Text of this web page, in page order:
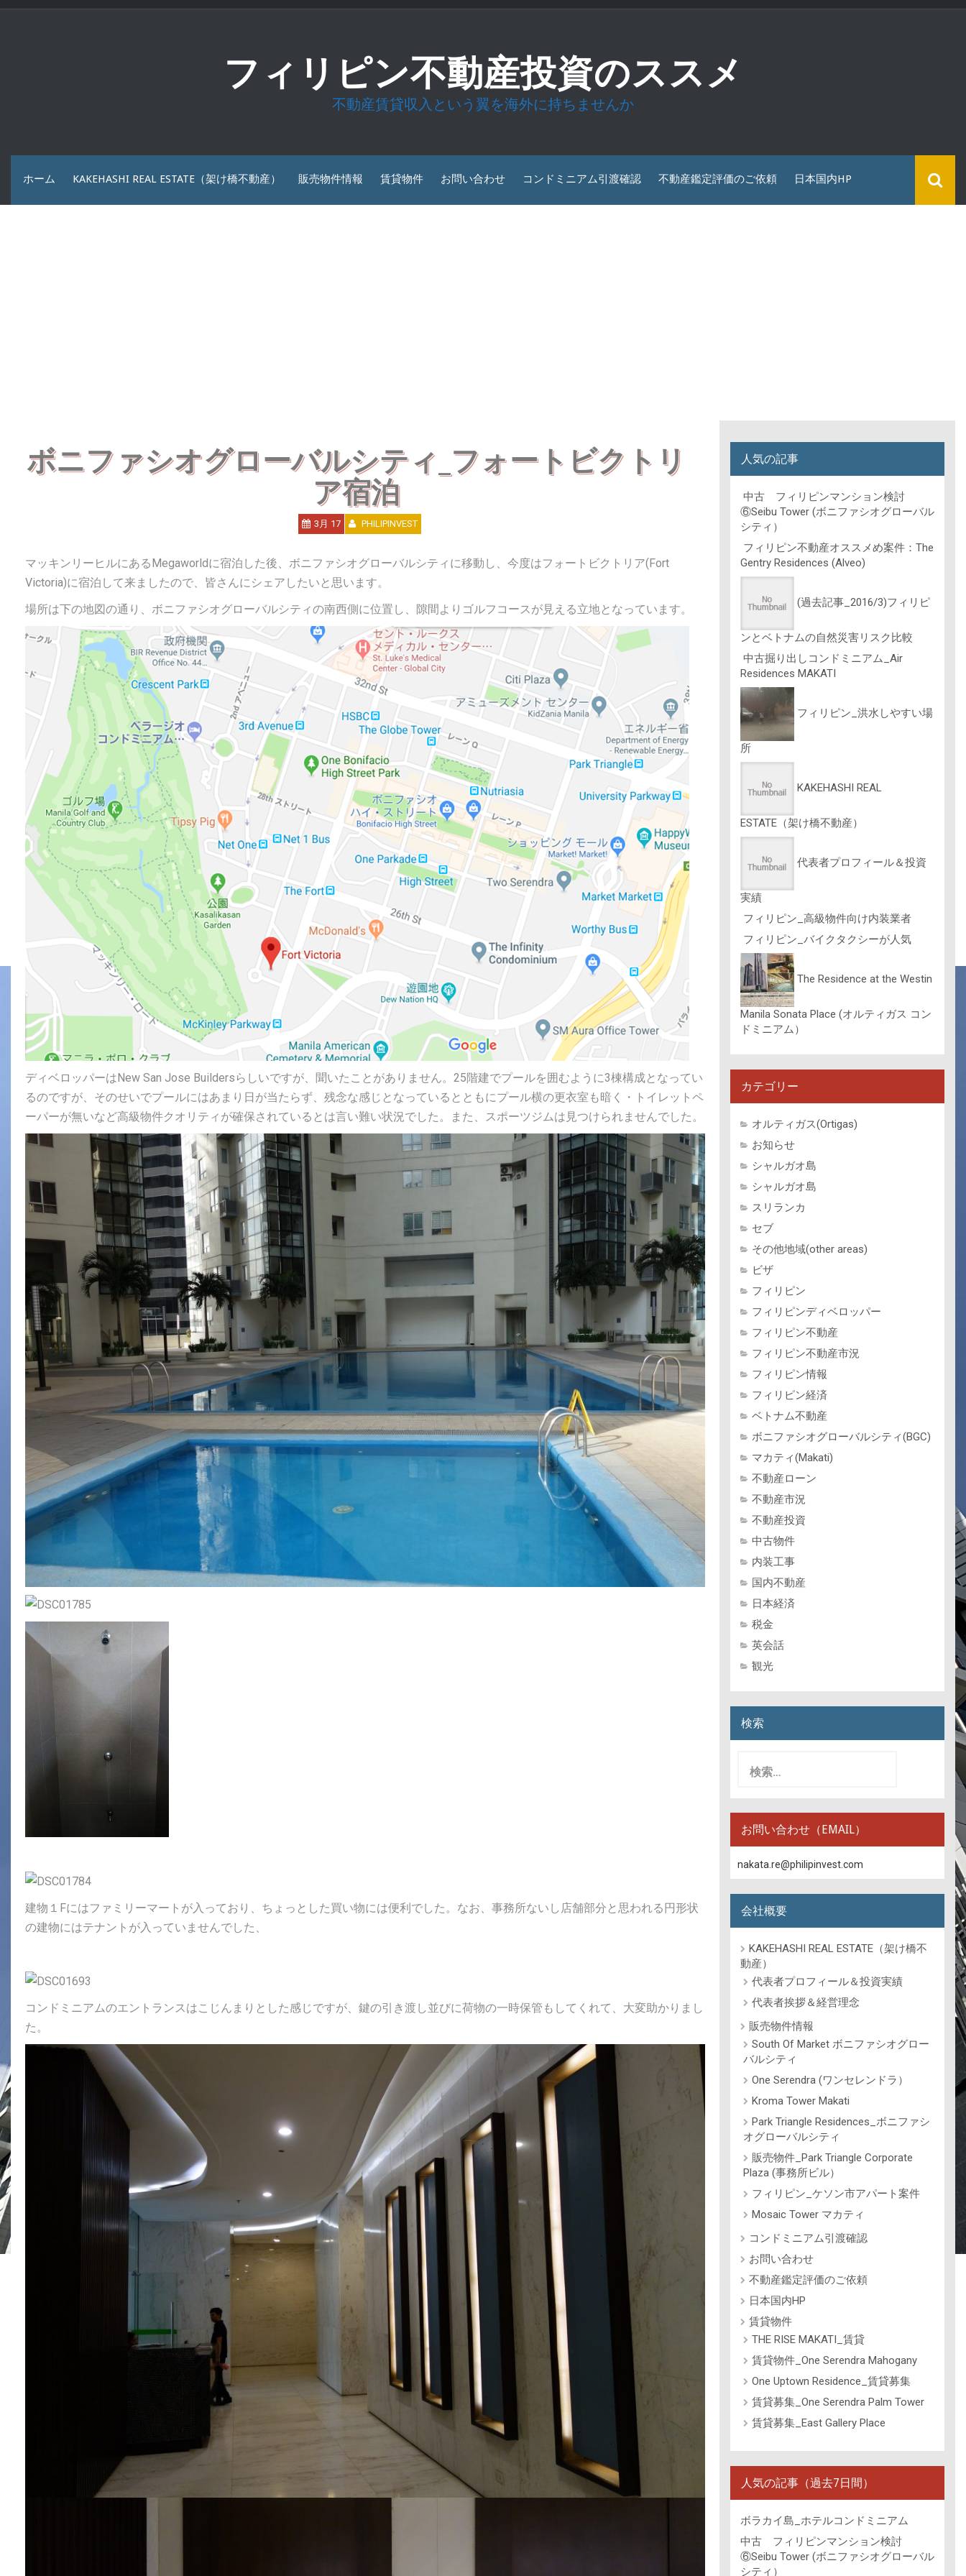
コ
フィリピン不動産投資のススメ
不動産賃貸収入という翼を海外に持ちませんか
ホーム KAKEHASHI REAL ESTATE（架け橋不動産） 販売物件情報 賃貸物件 お問い合わせ コンドミニアム引渡確認 不動産鑑定評価のご依頼 日本国内HP
ボニファシオグローバルシティ_フォートビクトリ
ア宿泊
3月 17 PHILIPINVEST
マッキンリーヒルにあるMegaworldに宿泊した後、ボニファシオグローバルシティに移動し、今度はフォートビクトリア(Fort
Victoria)に宿泊して来ましたので、皆さんにシェアしたいと思います。
場所は下の地図の通り、ボニファシオグローバルシティの南西側に位置し、隙間よりゴルフコースが見える立地となっています。
ディベロッパーはNew San Jose Buildersらしいですが、聞いたことがありません。25階建でプールを囲むように3棟構成となってい
るのですが、そのせいでプールにはあまり日が当たらず、残念な感じとなっているとともにプール横の更衣室も暗く・トイレットペ
ーパーが無いなど高級物件クオリティが確保されているとは言い難い状況でした。また、スポーツジムは見つけられませんでした。
建物１Fにはファミリーマートが入っており、ちょっとした買い物には便利でした。なお、事務所ないし店舗部分と思われる円形状
の建物にはテナントが入っていませんでした、
コンドミニアムのエントランスはこじんまりとした感じですが、鍵の引き渡し並びに荷物の一時保管もしてくれて、大変助かりまし
た。
人気の記事
中古 フィリピンマンション検討
⑥Seibu Tower (ボニファシオグローバル
シティ）
フィリピン不動産オススメめ案件：The
Gentry Residences (Alveo)
(過去記事_2016/3)フィリピ
ンとベトナムの自然災害リスク比較
中古掘り出しコンドミニアム_Air
Residences MAKATI
フィリピン_洪水しやすい場
所
KAKEHASHI REAL
ESTATE（架け橋不動産）
代表者プロフィール＆投資
実績
フィリピン_高級物件向け内装業者
フィリピン_バイクタクシーが人気
The Residence at the Westin
Manila Sonata Place (オルティガス コン
ドミニアム）
カテゴリー
オルティガス(Ortigas)
お知らせ
シャルガオ島
シャルガオ島
スリランカ
セブ
その他地域(other areas)
ビザ
フィリピン
フィリピンディベロッパー
フィリピン不動産
フィリピン不動産市況
フィリピン情報
フィリピン経済
ベトナム不動産
ボニファシオグローバルシティ(BGC)
マカティ(Makati)
不動産ローン
不動産市況
不動産投資
中古物件
内装工事
国内不動産
日本経済
税金
英会話
観光
検索
お問い合わせ（EMAIL）
nakata.re@philipinvest.com
会社概要
KAKEHASHI REAL ESTATE（架け橋不
動産）
代表者プロフィール＆投資実績
代表者挨拶＆経営理念
販売物件情報
South Of Market ボニファシオグロー
バルシティ
One Serendra (ワンセレンドラ）
Kroma Tower Makati
Park Triangle Residences_ボニファシ
オグローバルシティ
販売物件_Park Triangle Corporate
Plaza (事務所ビル）
フィリピン_ケソン市アパート案件
Mosaic Tower マカティ
コンドミニアム引渡確認
お問い合わせ
不動産鑑定評価のご依頼
日本国内HP
賃貸物件
THE RISE MAKATI_賃貸
賃貸物件_One Serendra Mahogany
One Uptown Residence_賃貸募集
賃貸募集_One Serendra Palm Tower
賃貸募集_East Gallery Place
人気の記事（過去7日間）
ボラカイ島_ホテルコンドミニアム
中古 フィリピンマンション検討
⑥Seibu Tower (ボニファシオグローバル
シティ）